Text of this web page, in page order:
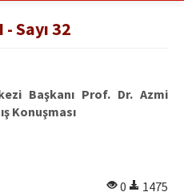
Sayı 32
Başkanı Prof. Dr. Azmi
Konuşması
0
1475